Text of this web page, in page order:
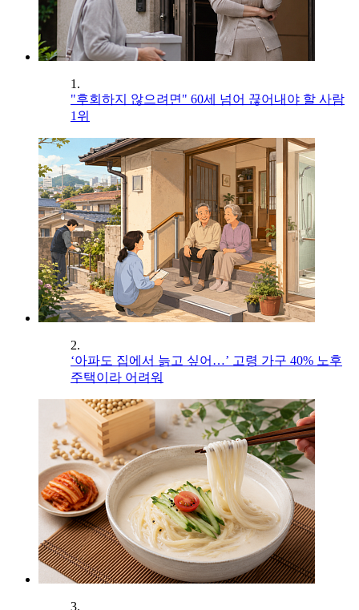
1.
"후회하지 않으려면" 60세 넘어 끊어내야 할 사람
1위
2.
‘아파도 집에서 늙고 싶어…’ 고령 가구 40% 노후
주택이라 어려워
3.